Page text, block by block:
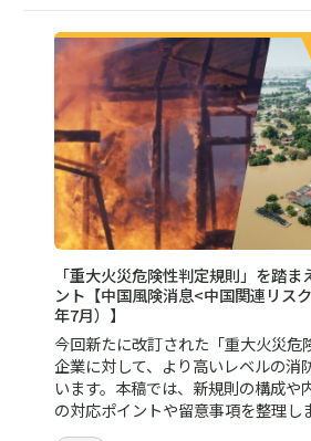
セミナー/イベント一覧は
専門家の調査レポートで、
より深く学ぼう。